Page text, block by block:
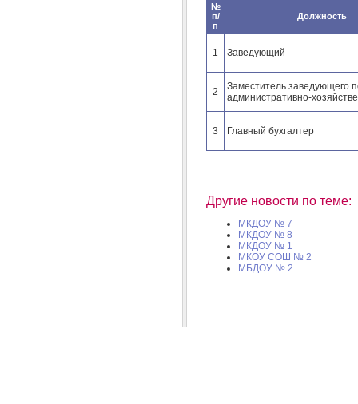
№
п/
п
Должность
1 Заведующий
2
Заместитель заведующего
административно-
3 Главный бухгалтер
Другие новости по теме:
МКДОУ № 7
МКДОУ № 8
МКДОУ № 1
МКОУ СОШ № 2
МБДОУ № 2